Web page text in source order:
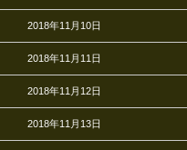
2018年11月10日
2018年11月11日
2018年11月12日
2018年11月13日